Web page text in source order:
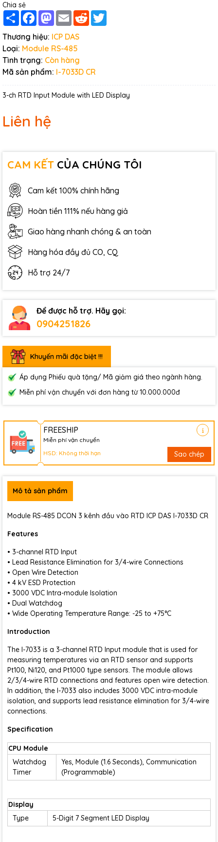
Chia sẻ
Share FacebookMastodon
Email Reddit
Thương hiệu: ICP DAS
Loại: Module RS-485
Tình trạng: Còn hàng
Mã sản phẩm: I-7033D CR
3-ch RTD Input Module with LED Display
Liên hệ
CAM KẾT CỦA CHÚNG TÔI
Cam kết 100% chính hãng
Hoàn tiền 111% nếu hàng giả
Giao hàng nhanh chóng & an toàn
Hàng hóa đầy đủ CO, CQ
Hỗ trợ 24/7
Để được hỗ trợ. Hãy gọi:
0904251826
Khuyến mãi đặc biệt !!!
Áp dụng Phiếu quà tặng/ Mã giảm giá theo ngành hàng.
Miễn phí vận chuyển với đơn hàng từ 10.000.000đ
FREESHIP
Miễn phí vận chuyển
HSD: Không thời hạn
Sao chép
Mô tả sản phẩm
Module RS-485 DCON 3 kênh đầu vào RTD ICP DAS I-7033D CR
Features
• 3-channel RTD Input
• Lead Resistance Elimination for 3/4-wire Connections
• Open Wire Detection
• 4 kV ESD Protection
• 3000 VDC Intra-module Isolation
• Dual Watchdog
• Wide Operating Temperature Range: -25 to +75°C
Introduction
The I-7033 is a 3-channel RTD Input module that is used for
measuring temperatures via an RTD sensor and supports
Pt100, Ni120, and Pt1000 type sensors. The module allows
2/3/4-wire RTD connections and features open wire detection.
In addition, the I-7033 also includes 3000 VDC intra-module
isolation, and supports lead resistance elimination for 3/4-wire
connections.
Specification
CPU Module
Watchdog
Timer
Yes, Module (1.6 Seconds), Communication
(Programmable)
Display
Type
5-Digit 7 Segment LED Display